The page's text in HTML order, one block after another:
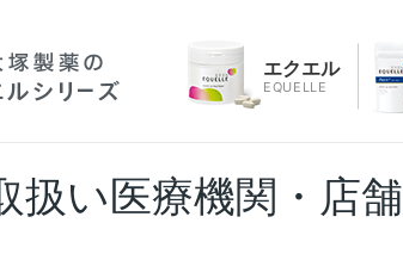
エクエル
EQUELLE
扱い医療機関・店舗